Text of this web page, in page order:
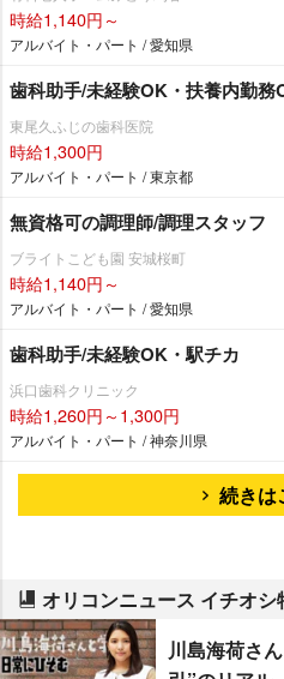
時給1,140円～
アルバイト・パート / 愛知県
歯科助手/未経験OK・扶養内勤務
東尾久ふじの歯科医院
時給1,300円
アルバイト・パート / 東京都
無資格可の調理師/調理スタッフ
ブライトこども園 安城桜町
時給1,140円～
アルバイト・パート / 愛知県
歯科助手/未経験OK・駅チカ
浜口歯科クリニック
時給1,260円～1,300円
アルバイト・パート / 神奈川県
続きは
オリコンニュース イチオシ
川島海荷さ